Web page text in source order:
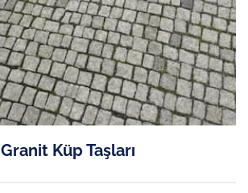
Granit Küp Taşları